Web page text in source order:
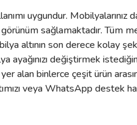
uygundur. Mobilyalarınız
sağlamaktadır. Tüm
altının son derece kolay
ayağınızı değiştirmek
alan binlerce çeşit ürün
veya WhatsApp destek